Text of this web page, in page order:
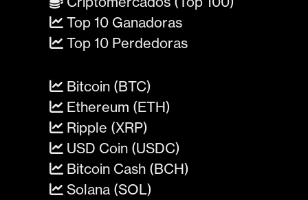
Top 10 Ganadoras
Top 10 Perdedoras
Bitcoin (BTC)
Ethereum (ETH)
Ripple (XRP)
USD Coin (USDC)
Bitcoin Cash (BCH)
Solana (SOL)